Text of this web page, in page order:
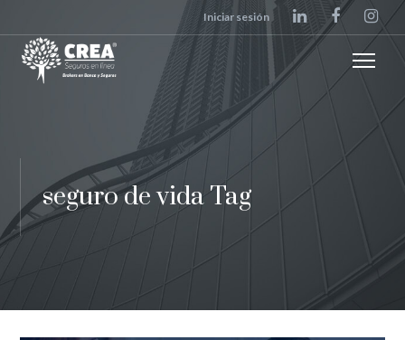
Iniciar sesión
seguro de vida Tag